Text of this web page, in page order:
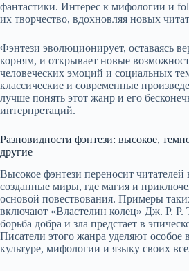
фантастики. Интерес к мифологии и
их творчество, вдохновляя новых
Фэнтези эволюционирует, оставаясь
корням, и открывает новые
человеческих эмоций и социальных
классические и современные
лучше понять этот жанр и его
интерпретаций.
Разновидности фэнтези: высокое,
другие
Высокое фэнтези переносит читателей
созданные миры, где магия и
основой повествования. Примеры
включают «Властелин колец» Дж. Р. Р.
борьба добра и зла предстает в
Писатели этого жанра уделяют особое
культуре, мифологии и языку своих